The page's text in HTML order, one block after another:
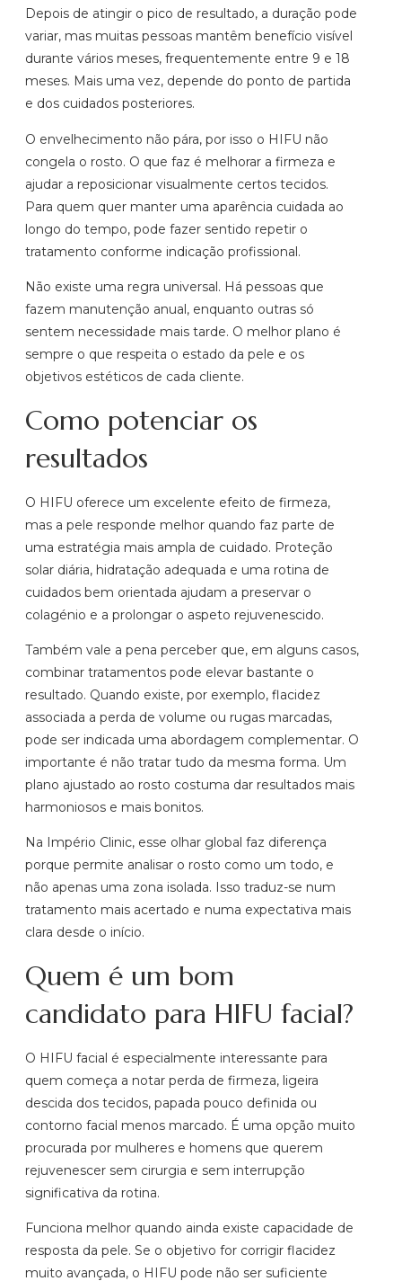
Depois de atingir o pico de resultado, a duração pode
variar, mas muitas pessoas mantêm benefício visível
durante vários meses, frequentemente entre 9 e 18
meses. Mais uma vez, depende do ponto de partida
e dos cuidados posteriores.
O envelhecimento não pára, por isso o HIFU não
congela o rosto. O que faz é melhorar a firmeza e
ajudar a reposicionar visualmente certos tecidos.
Para quem quer manter uma aparência cuidada ao
longo do tempo, pode fazer sentido repetir o
tratamento conforme indicação profissional.
Não existe uma regra universal. Há pessoas que
fazem manutenção anual, enquanto outras só
sentem necessidade mais tarde. O melhor plano é
sempre o que respeita o estado da pele e os
objetivos estéticos de cada cliente.
Como potenciar os
resultados
O HIFU oferece um excelente efeito de firmeza,
mas a pele responde melhor quando faz parte de
uma estratégia mais ampla de cuidado. Proteção
solar diária, hidratação adequada e uma rotina de
cuidados bem orientada ajudam a preservar o
colagénio e a prolongar o aspeto rejuvenescido.
Também vale a pena perceber que, em alguns casos,
combinar tratamentos pode elevar bastante o
resultado. Quando existe, por exemplo, flacidez
associada a perda de volume ou rugas marcadas,
pode ser indicada uma abordagem complementar. O
importante é não tratar tudo da mesma forma. Um
plano ajustado ao rosto costuma dar resultados mais
harmoniosos e mais bonitos.
Na Império Clinic, esse olhar global faz diferença
porque permite analisar o rosto como um todo, e
não apenas uma zona isolada. Isso traduz-se num
tratamento mais acertado e numa expectativa mais
clara desde o início.
Quem é um bom
candidato para HIFU facial?
O HIFU facial é especialmente interessante para
quem começa a notar perda de firmeza, ligeira
descida dos tecidos, papada pouco definida ou
contorno facial menos marcado. É uma opção muito
procurada por mulheres e homens que querem
rejuvenescer sem cirurgia e sem interrupção
significativa da rotina.
Funciona melhor quando ainda existe capacidade de
resposta da pele. Se o objetivo for corrigir flacidez
muito avançada, o HIFU pode não ser suficiente